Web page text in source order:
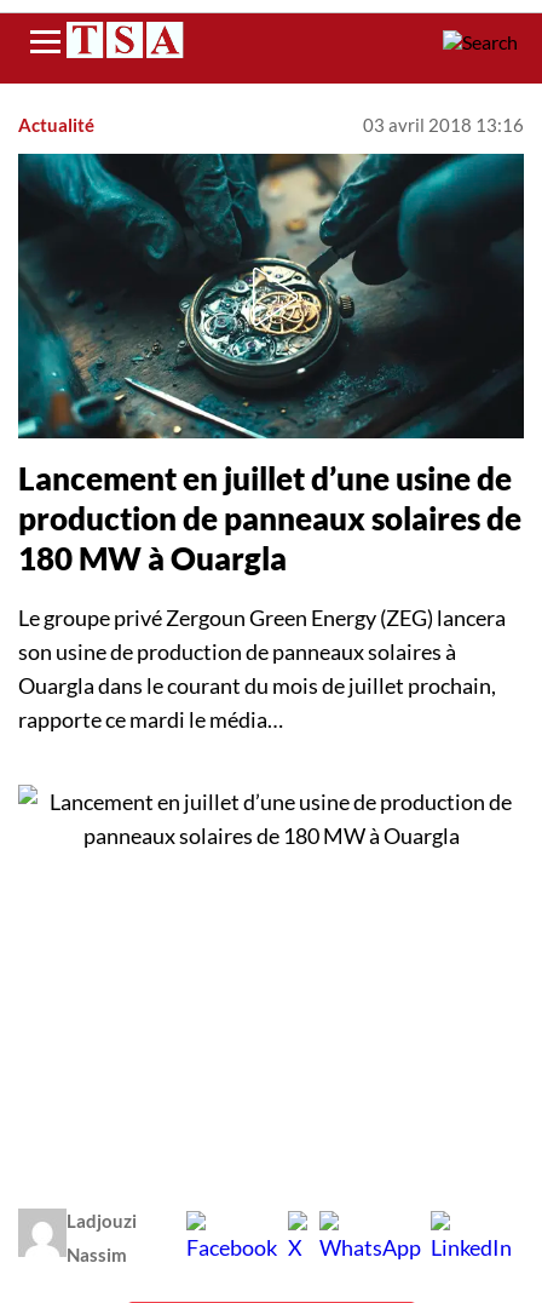
Menu
Actualité 03 avril 2018 13:16
Lancement en juillet d’une usine de
production de panneaux solaires de
180 MW à Ouargla
Le groupe privé Zergoun Green Energy (ZEG) lancera
son usine de production de panneaux solaires à
Ouargla dans le courant du mois de juillet prochain,
rapporte ce mardi le média…
Ladjouzi
Nassim